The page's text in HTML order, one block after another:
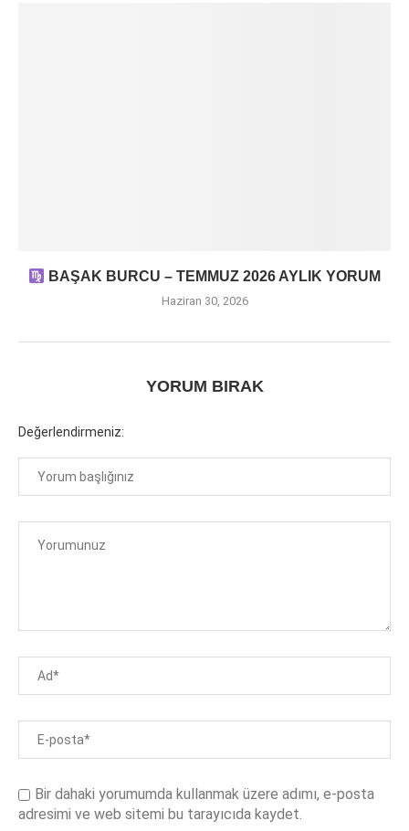
BAŞAK BURCU – TEMMUZ 2026 AYLIK YORUM
Haziran 30, 2026
YORUM BIRAK
Değerlendirmeniz:
Bir dahaki yorumumda kullanmak üzere adımı, e-posta
adresimi ve web sitemi bu tarayıcıda kaydet.